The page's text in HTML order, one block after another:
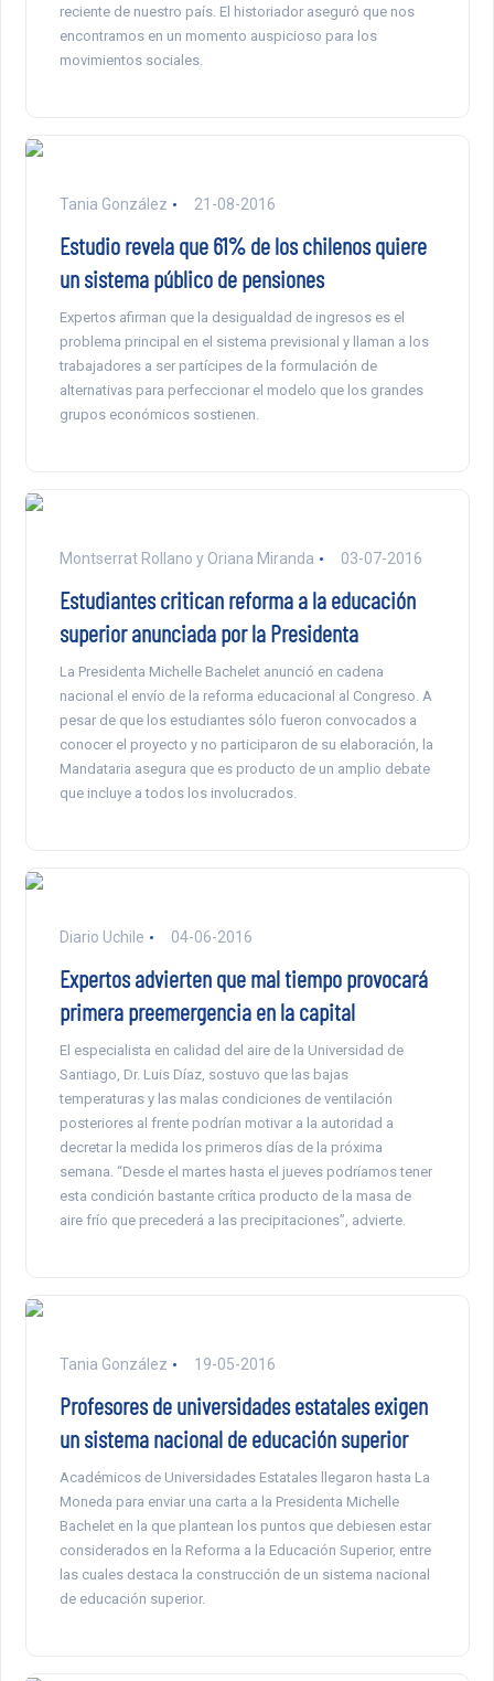
reciente de nuestro país. El historiador aseguró que nos
encontramos en un momento auspicioso para los
movimientos sociales.
Tania González 21-08-2016
Estudio revela que 61% de los chilenos quiere
un sistema público de pensiones
Expertos afirman que la desigualdad de ingresos es el
problema principal en el sistema previsional y llaman a los
trabajadores a ser partícipes de la formulación de
alternativas para perfeccionar el modelo que los grandes
grupos económicos sostienen.
Montserrat Rollano y Oriana Miranda 03-07-2016
Estudiantes critican reforma a la educación
superior anunciada por la Presidenta
La Presidenta Michelle Bachelet anunció en cadena
nacional el envío de la reforma educacional al Congreso. A
pesar de que los estudiantes sólo fueron convocados a
conocer el proyecto y no participaron de su elaboración, la
Mandataria asegura que es producto de un amplio debate
que incluye a todos los involucrados.
Diario Uchile 04-06-2016
Expertos advierten que mal tiempo provocará
primera preemergencia en la capital
El especialista en calidad del aire de la Universidad de
Santiago, Dr. Luis Díaz, sostuvo que las bajas
temperaturas y las malas condiciones de ventilación
posteriores al frente podrían motivar a la autoridad a
decretar la medida los primeros días de la próxima
semana. “Desde el martes hasta el jueves podríamos tener
esta condición bastante crítica producto de la masa de
aire frío que precederá a las precipitaciones”, advierte.
Tania González 19-05-2016
Profesores de universidades estatales exigen
un sistema nacional de educación superior
Académicos de Universidades Estatales llegaron hasta La
Moneda para enviar una carta a la Presidenta Michelle
Bachelet en la que plantean los puntos que debiesen estar
considerados en la Reforma a la Educación Superior, entre
las cuales destaca la construcción de un sistema nacional
de educación superior.